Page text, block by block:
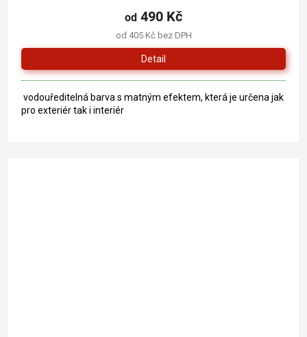
od 405 Kč bez DPH
od 490 Kč
Detail
vodouředitelná barva s matným efektem, která je určena jak
pro exteriér tak i interiér